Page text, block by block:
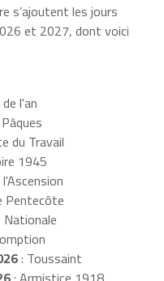
s’ajoutent les jours
et 2027, dont voici
l'an
du Travail
1945
l'Ascension
Pentecôte
Nationale
: Toussaint